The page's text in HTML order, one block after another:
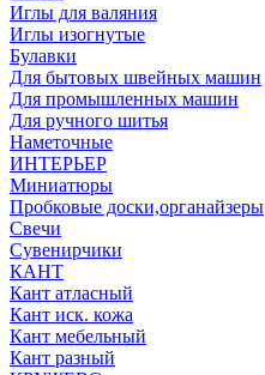
Иглы для валяния
Иглы изогнутые
Булавки
Для бытовых швейных машин
Для промышленных машин
Для ручного шитья
Наметочные
ИНТЕРЬЕР
Миниатюры
Пробковые доски,органайзеры
Свечи
Сувенирчики
КАНТ
Кант атласный
Кант иск. кожа
Кант мебельный
Кант разный